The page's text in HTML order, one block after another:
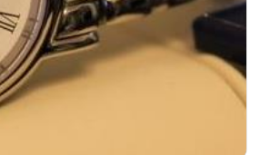
）1层整层（需提前预约）
）1层整层（需提前预约）
17-B（需提前预约）
约）
（需提前预约）